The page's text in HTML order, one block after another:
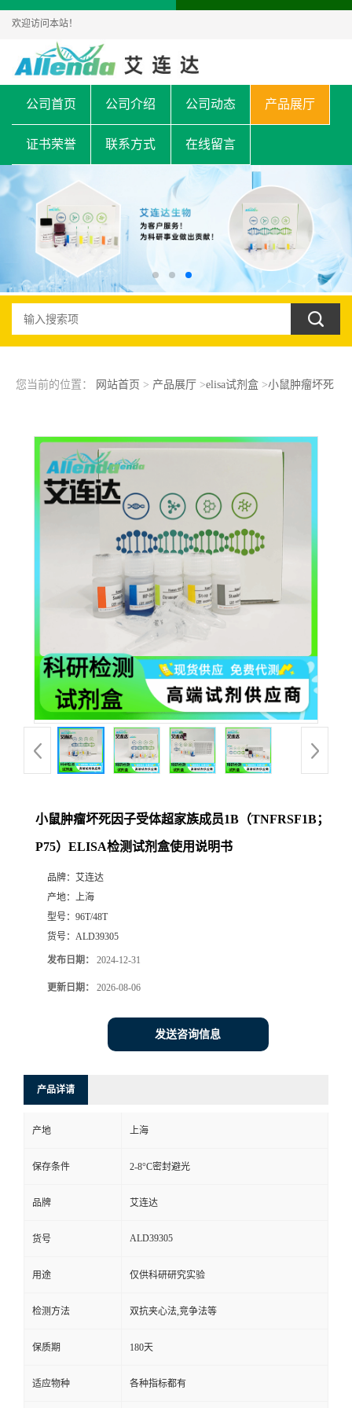
欢迎访问本站！
公司首页 公司介绍 公司动态 产品展厅
证书荣誉 联系方式 在线留言
您当前的位置： 网站首页 > 产品展厅 >elisa试剂盒>小鼠肿瘤坏死
用说明书
小鼠肿瘤坏死因子受体超家族成员1B（TNFRSF1B；
P75）ELISA检测试剂盒使用说明书
品牌： 艾连达
产地： 上海
型号： 96T/48T
货号： ALD39305
发布日期： 2024-12-31
更新日期： 2026-08-06
发送咨询信息
产品详请
产地 上海
保存条件 2-8°C密封避光
品牌 艾连达
货号 ALD39305
用途 仅供科研研究实验
检测方法 双抗夹心法,竞争法等
保质期 180天
适应物种 各种指标都有